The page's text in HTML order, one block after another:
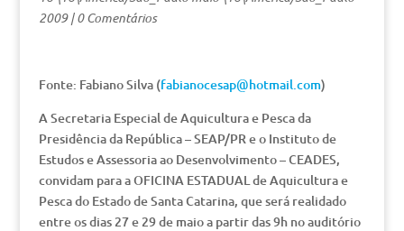
2009|0 Comentários
Fonte: Fabiano Silva (fabianocesap@hotmail.com)
A Secretaria Especial de Aquicultura e Pesca da
Presidência da República – SEAP/PR e o Instituto de
Estudos e Assessoria ao Desenvolvimento – CEADES,
convidam para a OFICINA ESTADUAL de Aquicultura e
Pesca do Estado de Santa Catarina, que será realidado
entre os dias 27 e 29 de maio a partir das 9h no auditório